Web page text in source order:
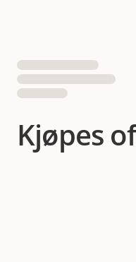
Kjøpes